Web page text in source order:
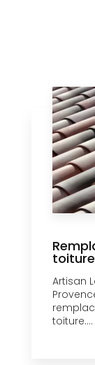
toiture
Artisan
toiture....